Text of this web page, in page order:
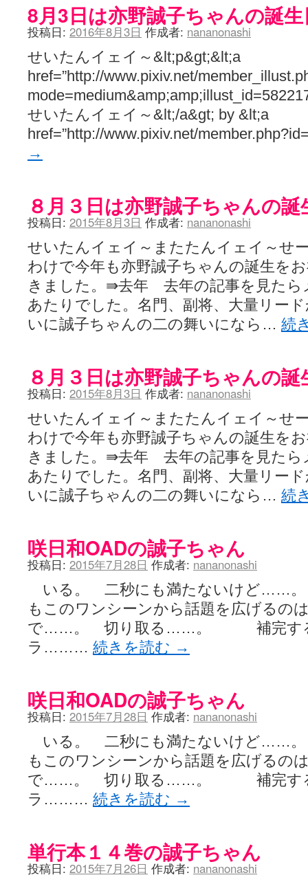
8月3日は亦野誠子ちゃんの誕
投稿日: 2016年8月3日 作成者: nananonashi
せいたんイェイ～&lt;p&gt;&lt;a
href=”http://www.pixiv.net/
せいたんイェイ～&lt;/a&gt; by &lt;a
href=”http://www.pixiv.net/
→
８月３日は亦野誠子ちゃんの
投稿日: 2015年8月3日 作成者: nananonashi
せいたんイェイ～またたんイェイ～
わけで今年も亦野誠子ちゃんの誕生を
きました。⇛去年 去年の記事を見たら
あたりでした。名門、副将、大量リー
いに誠子ちゃんの二の舞いになら… 続
８月３日は亦野誠子ちゃんの
投稿日: 2015年8月3日 作成者: nananonashi
せいたんイェイ～またたんイェイ～
わけで今年も亦野誠子ちゃんの誕生を
きました。⇛去年 去年の記事を見たら
あたりでした。名門、副将、大量リー
いに誠子ちゃんの二の舞いになら… 続
咲日和OADの誠子ちゃん
投稿日: 2015年7月28日 作成者: nananonashi
いる。 二秒にも満たないけど……
もこのワンシーンから話題を広げる
で……。 切り取る……。 補完す
ラ……… 続きを読む →
咲日和OADの誠子ちゃん
投稿日: 2015年7月28日 作成者: nananonashi
いる。 二秒にも満たないけど……
もこのワンシーンから話題を広げる
で……。 切り取る……。 補完す
ラ……… 続きを読む →
単行本１４巻の誠子ちゃん
投稿日: 2015年7月26日 作成者: nananonashi